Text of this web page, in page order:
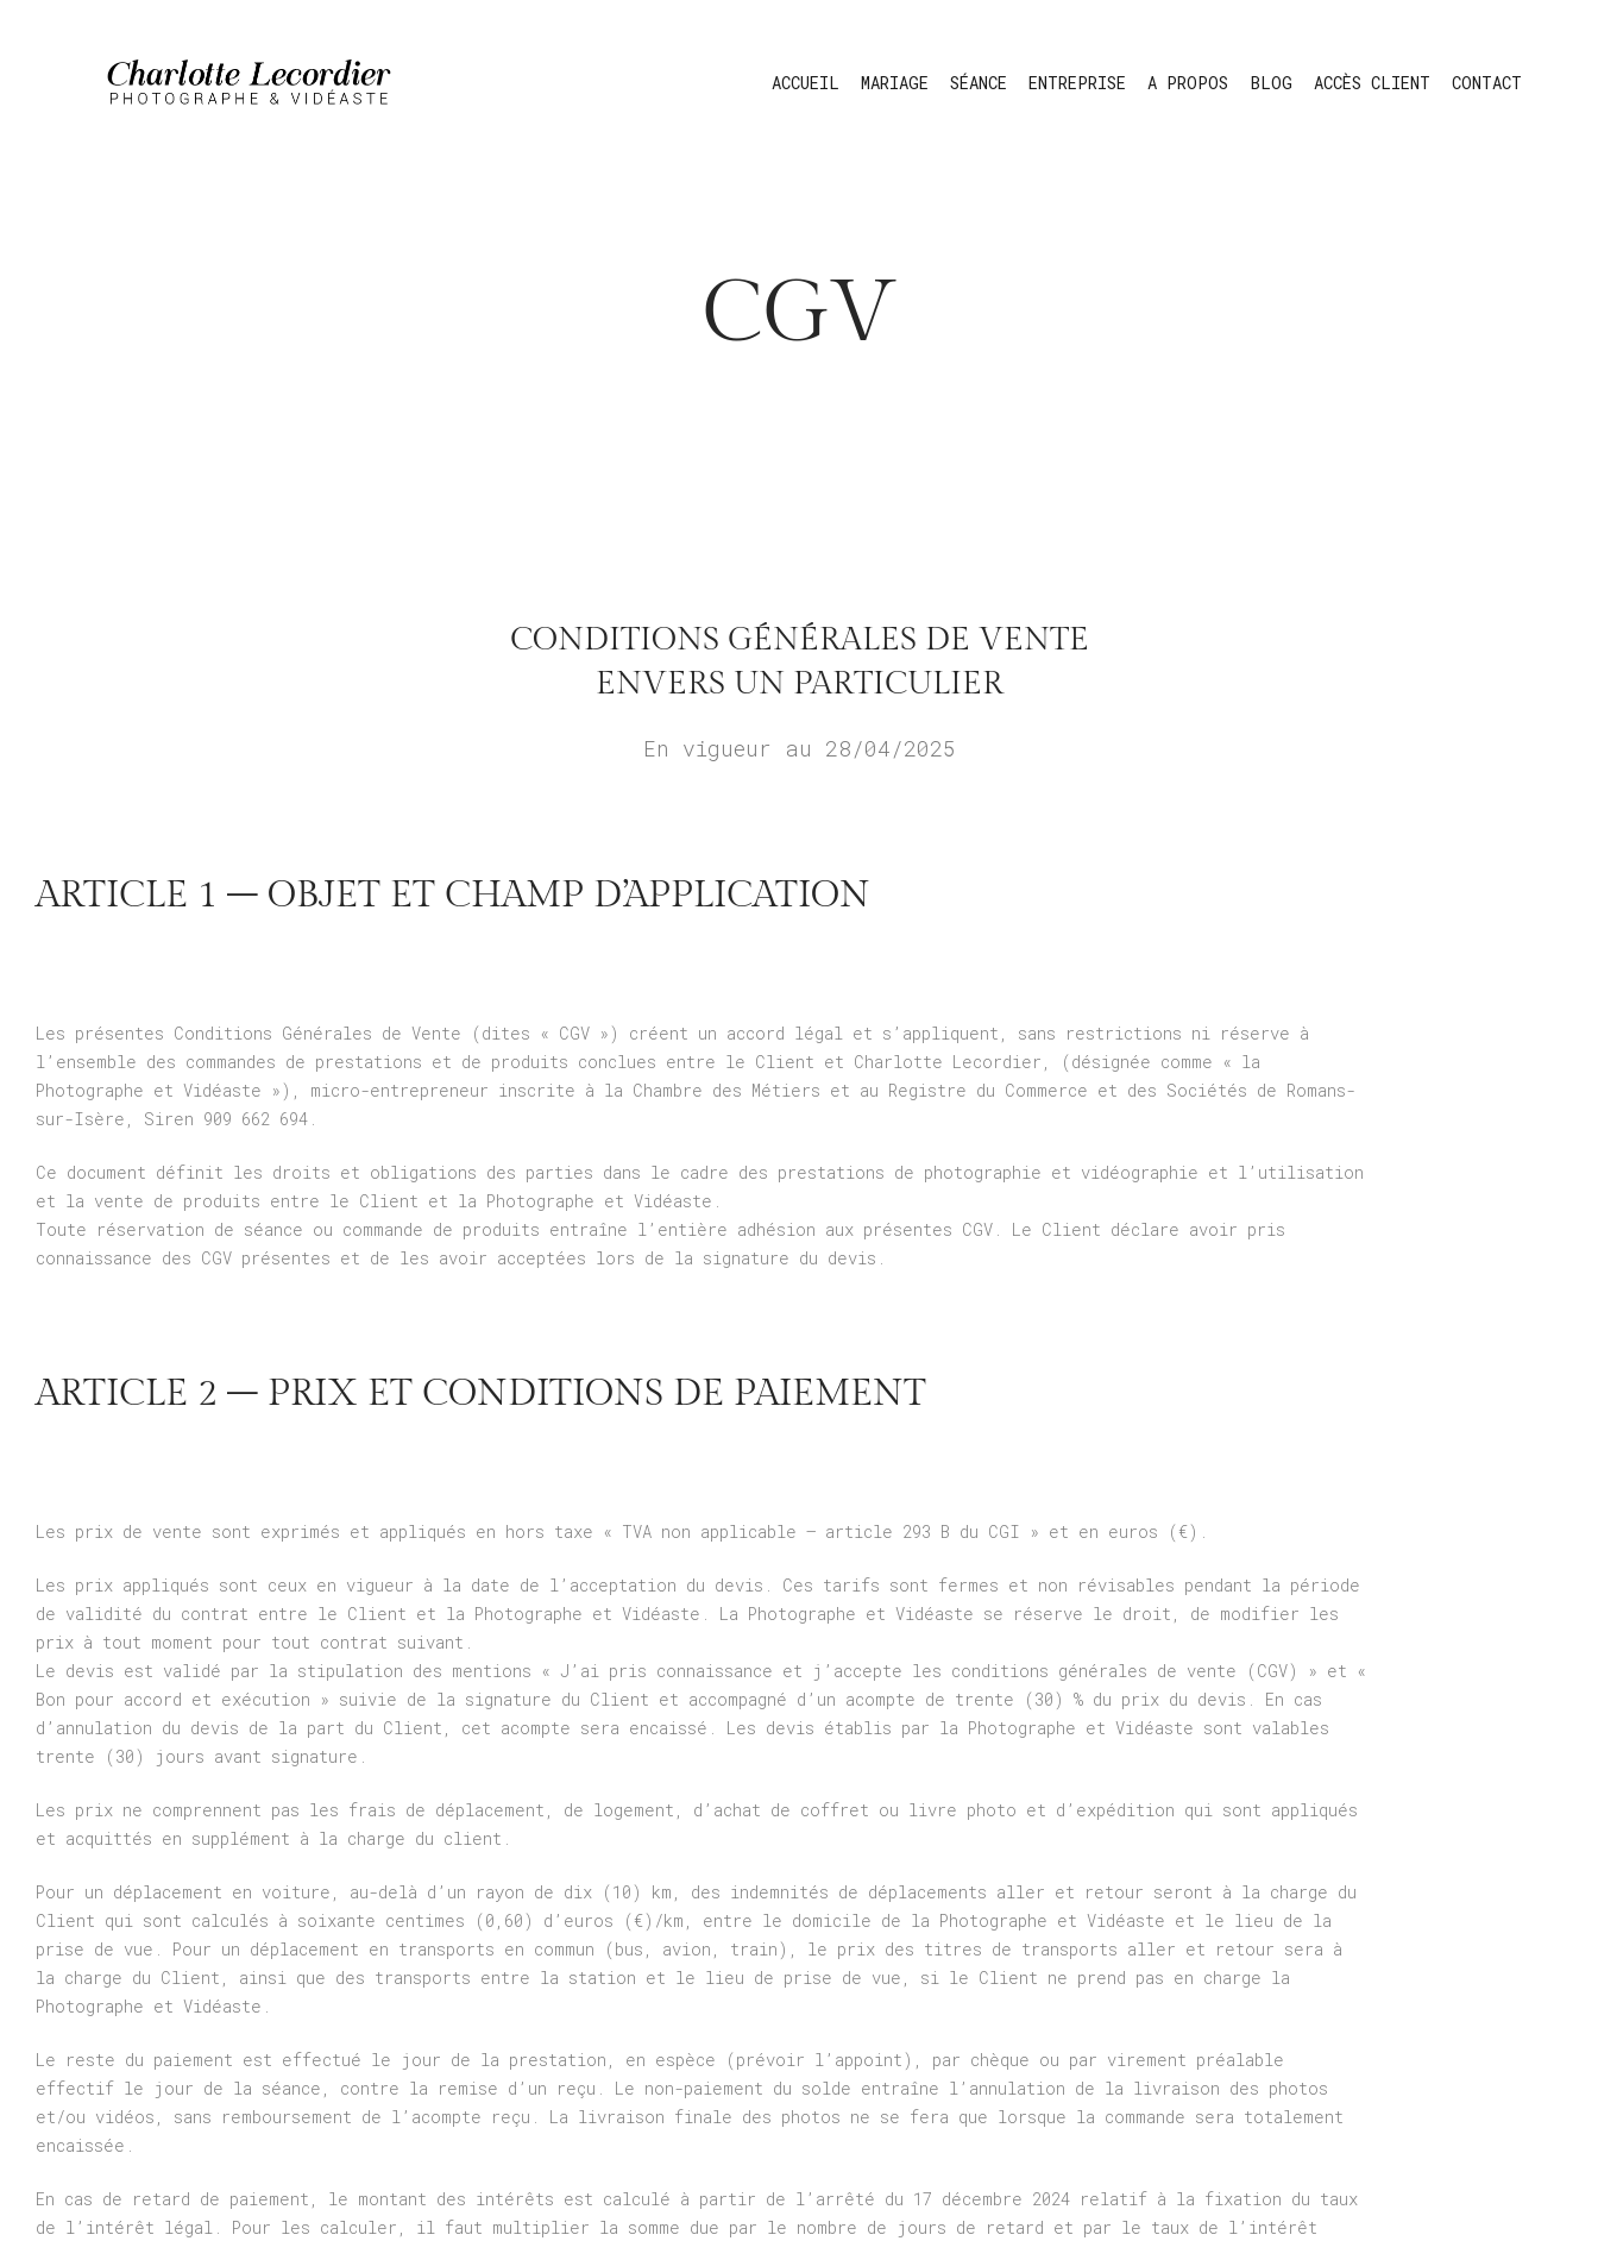
ACCUEIL MARIAGE SÉANCE ENTREPRISE A PROPOS BLOG ACCÈS CLIENT CONTACT
CGV
CONDITIONS GÉNÉRALES DE VENTE
ENVERS UN PARTICULIER
En vigueur au 28/04/2025
ARTICLE 1 – OBJET ET CHAMP D’APPLICATION
Les présentes Conditions Générales de Vente (dites « CGV ») créent un accord légal et s’appliquent, sans restrictions ni réserve à
l’ensemble des commandes de prestations et de produits conclues entre le Client et Charlotte Lecordier, (désignée comme « la
Photographe et Vidéaste »), micro-entrepreneur inscrite à la Chambre des Métiers et au Registre du Commerce et des Sociétés de Romans-
sur-Isère, Siren 909 662 694.
Ce document définit les droits et obligations des parties dans le cadre des prestations de photographie et vidéographie et l’utilisation
et la vente de produits entre le Client et la Photographe et Vidéaste.
Toute réservation de séance ou commande de produits entraîne l’entière adhésion aux présentes CGV. Le Client déclare avoir pris
connaissance des CGV présentes et de les avoir acceptées lors de la signature du devis.
ARTICLE 2 – PRIX ET CONDITIONS DE PAIEMENT
Les prix de vente sont exprimés et appliqués en hors taxe « TVA non applicable – article 293 B du CGI » et en euros (€).
Les prix appliqués sont ceux en vigueur à la date de l’acceptation du devis. Ces tarifs sont fermes et non révisables pendant la période
de validité du contrat entre le Client et la Photographe et Vidéaste. La Photographe et Vidéaste se réserve le droit, de modifier les
prix à tout moment pour tout contrat suivant.
Le devis est validé par la stipulation des mentions « J’ai pris connaissance et j’accepte les conditions générales de vente (CGV) » et «
Bon pour accord et exécution » suivie de la signature du Client et accompagné d’un acompte de trente (30) % du prix du devis. En cas
d’annulation du devis de la part du Client, cet acompte sera encaissé. Les devis établis par la Photographe et Vidéaste sont valables
trente (30) jours avant signature.
Les prix ne comprennent pas les frais de déplacement, de logement, d’achat de coffret ou livre photo et d’expédition qui sont appliqués
et acquittés en supplément à la charge du client.
Pour un déplacement en voiture, au-delà d’un rayon de dix (10) km, des indemnités de déplacements aller et retour seront à la charge du
Client qui sont calculés à soixante centimes (0,60) d’euros (€)/km, entre le domicile de la Photographe et Vidéaste et le lieu de la
prise de vue. Pour un déplacement en transports en commun (bus, avion, train), le prix des titres de transports aller et retour sera à
la charge du Client, ainsi que des transports entre la station et le lieu de prise de vue, si le Client ne prend pas en charge la
Photographe et Vidéaste.
Le reste du paiement est effectué le jour de la prestation, en espèce (prévoir l’appoint), par chèque ou par virement préalable
effectif le jour de la séance, contre la remise d’un reçu. Le non-paiement du solde entraîne l’annulation de la livraison des photos
et/ou vidéos, sans remboursement de l’acompte reçu. La livraison finale des photos ne se fera que lorsque la commande sera totalement
encaissée.
En cas de retard de paiement, le montant des intérêts est calculé à partir de l’arrêté du 17 décembre 2024 relatif à la fixation du taux
de l’intérêt légal. Pour les calculer, il faut multiplier la somme due par le nombre de jours de retard et par le taux de l’intérêt